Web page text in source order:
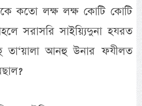
কতো লক্ষ লক্ষ কোটি কোটি
সরাসরি সাইয়্যিদুনা হযরত
তা‘য়ালা আনহু উনার ফযীলত